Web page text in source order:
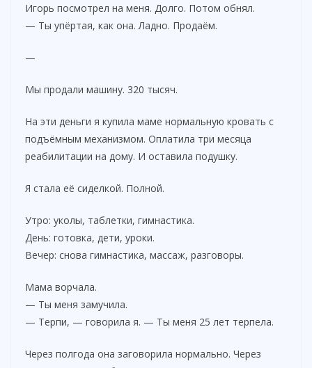
Игорь посмотрел на меня. Долго. Потом обнял.
— Ты упёртая, как она. Ладно. Продаём.
—
Мы продали машину. 320 тысяч.
На эти деньги я купила маме нормальную кровать с
подъёмным механизмом. Оплатила три месяца
реабилитации на дому. И оставила подушку.
Я стала её сиделкой. Полной.
Утро: уколы, таблетки, гимнастика.
День: готовка, дети, уроки.
Вечер: снова гимнастика, массаж, разговоры.
Мама ворчала.
— Ты меня замучила.
— Терпи, — говорила я. — Ты меня 25 лет терпела.
Через полгода она заговорила нормально. Через